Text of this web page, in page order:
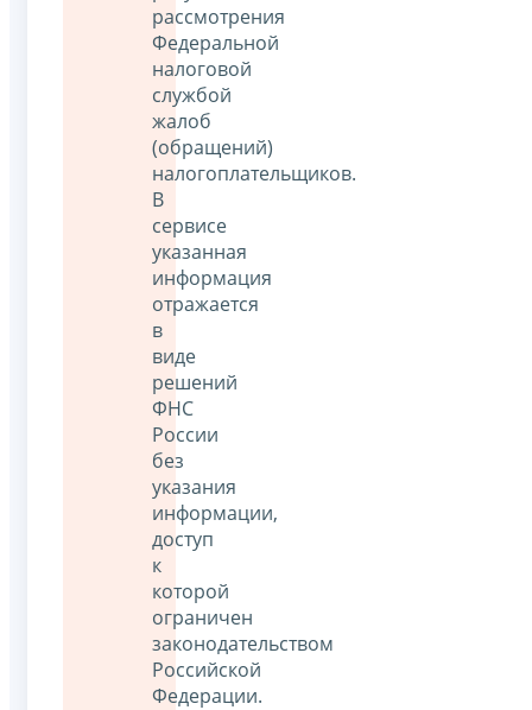
рассмотрения
Федеральной
налоговой
службой
жалоб
(обращений)
налогоплательщиков.
В
сервисе
указанная
информация
отражается
в
виде
решений
ФНС
России
без
указания
информации,
доступ
к
которой
ограничен
законодательством
Российской
Федерации.